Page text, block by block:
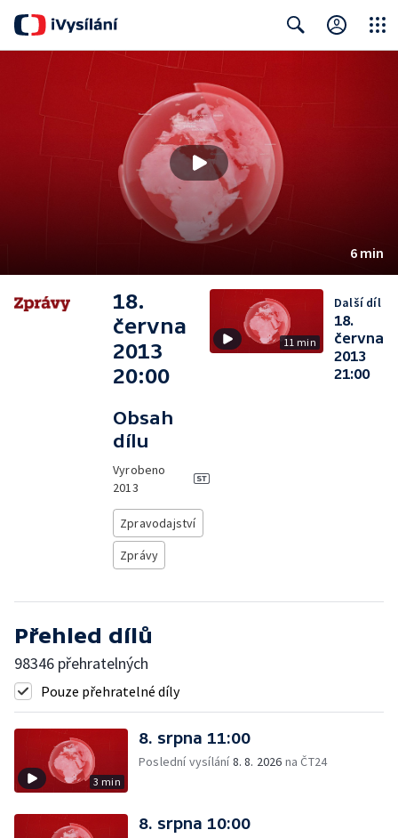
6 min
18.
června
2013
20:00
Obsah
dílu
Vyrobeno
2013
Zpravodajství
Zprávy
11 min
Další díl
18.
června
2013
21:00
Přehled dílů
98346 přehratelných
Pouze přehratelné díly
3 min
8. srpna 11:00
Poslední vysílání8. 8. 2026 na ČT24
8. srpna 10:00